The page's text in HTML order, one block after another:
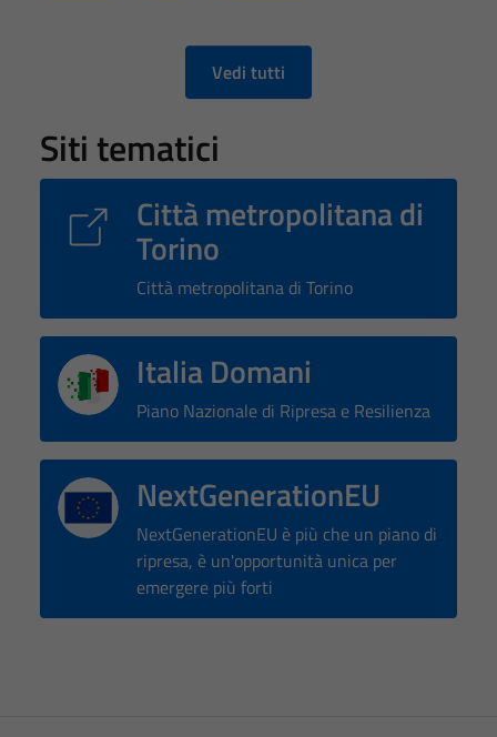
Vedi tutti
Siti tematici
Città metropolitana di
Torino
Città metropolitana di Torino
Italia Domani
Piano Nazionale di Ripresa e Resilienza
NextGenerationEU
NextGenerationEU è più che un piano di
ripresa, è un'opportunità unica per
emergere più forti